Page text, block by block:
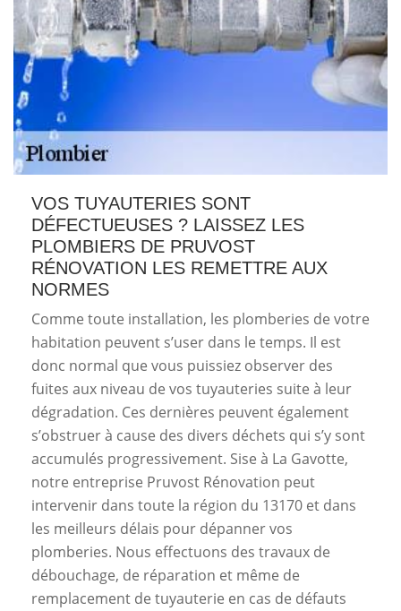
VOS TUYAUTERIES SONT
DÉFECTUEUSES ? LAISSEZ LES
PLOMBIERS DE PRUVOST
RÉNOVATION LES REMETTRE AUX
NORMES
Comme toute installation, les plomberies de votre
habitation peuvent s’user dans le temps. Il est
donc normal que vous puissiez observer des
fuites aux niveau de vos tuyauteries suite à leur
dégradation. Ces dernières peuvent également
s’obstruer à cause des divers déchets qui s’y sont
accumulés progressivement. Sise à La Gavotte,
notre entreprise Pruvost Rénovation peut
intervenir dans toute la région du 13170 et dans
les meilleurs délais pour dépanner vos
plomberies. Nous effectuons des travaux de
débouchage, de réparation et même de
remplacement de tuyauterie en cas de défauts